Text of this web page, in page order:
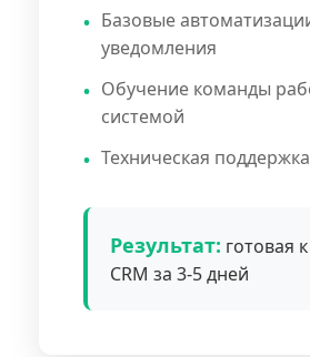
Базовые
уведомления
Обучение команды
системой
Техническая
Результат: готовая
CRM за 3-5 дней